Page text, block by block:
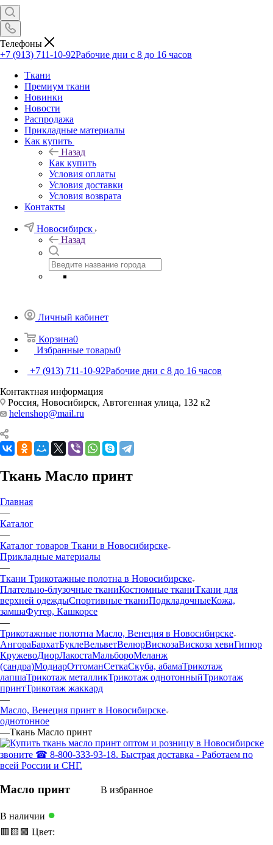
Телефоны
+7 (913) 711-10-92Рабочие дни с 8 до 16 часов
Ткани
Премиум ткани
Новинки
Новости
Распродажа
Прикладные материалы
Как купить
Назад
Как купить
Условия оплаты
Условия доставки
Условия возврата
Контакты
Новосибирск
Назад
Личный кабинет
Корзина0
Избранные товары0
+7 (913) 711-10-92Рабочие дни с 8 до 16 часов
Контактная информация
Россия, Новосибирск, Автогенная улица, 132 к2
helenshop@mail.ru
Ткань Масло принт
Главная
—
Каталог
—
Каталог товаров Ткани в Новосибирске
Прикладные материалы
—
Ткани Трикотажные полотна в Новосибирске
Плательно-блузочные тканиКостюмные тканиТкани для
верхней одеждыСпортивные тканиПодкладочныеКожа,
замшаФутер, Кашкорсе
—
Трикотажные полотна Масло, Венеция в Новосибирске
АнгораБархатБуклеВельветВелюрВискозаВискоза хевиГипюр
КружевоДиорЛакостаМальбороМеланж
(сандра)МодиарОттоманСеткаСкуба, абамаТрикотаж
лапшаТрикотаж металликТрикотаж однотонныйТрикотаж
принтТрикотаж жаккард
—
Масло, Венеция принт в Новосибирске
однотонное
—Ткань Масло принт
Масло принт В избранное
В наличии ●
🟥 🟨 🟩 Цвет: